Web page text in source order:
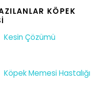
KÖPEK
Kesin Çözümü
Köpek Memesi Hastalığı